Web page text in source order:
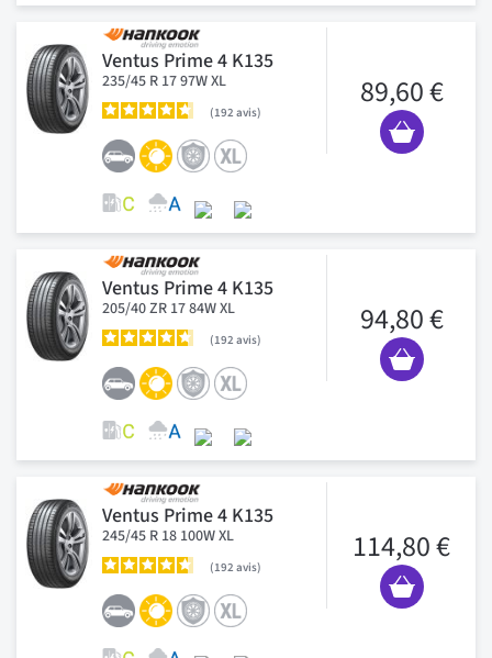
Ventus Prime 4 K135
235/45 R 17 97W XL
192 avis
89,60 €
Ventus Prime 4 K135
205/40 ZR 17 84W XL
192 avis
94,80 €
Ventus Prime 4 K135
245/45 R 18 100W XL
192 avis
114,80 €